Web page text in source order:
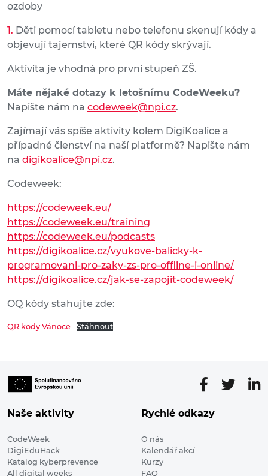
ozdoby
Děti pomocí tabletu nebo telefonu skenují kódy a
objevují tajemství, které QR kódy skrývají.
Aktivita je vhodná pro první stupeň ZŠ.
Máte nějaké dotazy k letošnímu CodeWeeku?
Napište nám na codeweek@npi.cz.
Zajímají vás spíše aktivity kolem DigiKoalice a
případné členství na naší platformě? Napište nám
na digikoalice@npi.cz.
Codeweek:
https://codeweek.eu/
https://codeweek.eu/training
https://codeweek.eu/podcasts
https://digikoalice.cz/vyukove-balicky-k-
programovani-pro-zaky-zs-pro-offline-i-online/
https://digikoalice.cz/jak-se-zapojit-codeweek/
OQ kódy stahujte zde:
QR kody Vánoce Stáhnout
Naše aktivity
CodeWeek
DigiEduHack
Katalog kyberprevence
All digital weeks
Rychlé odkazy
O nás
Kalendář akcí
Kurzy
FAQ